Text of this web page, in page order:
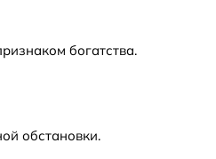
богатства.
обстановки.